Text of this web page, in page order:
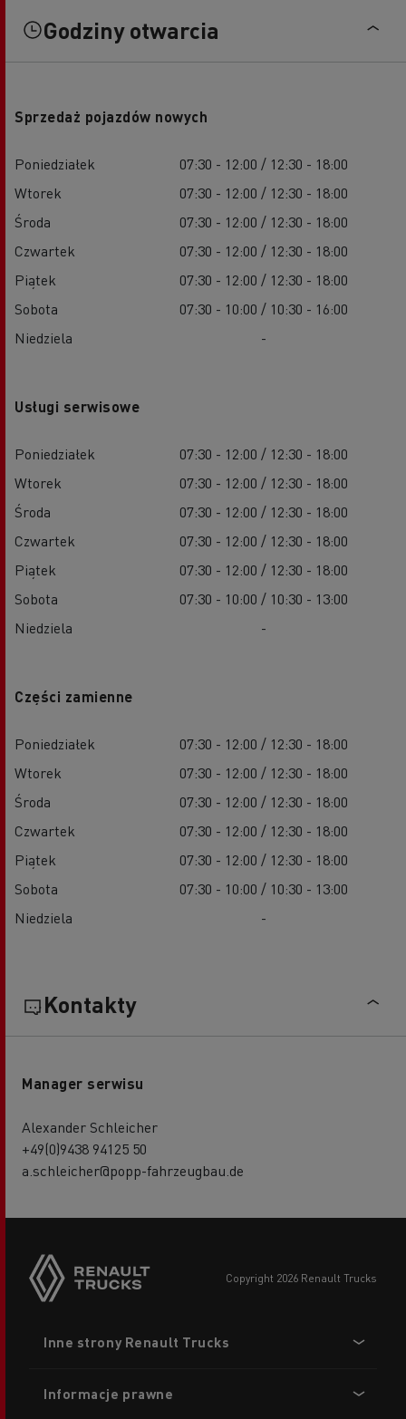
Godziny otwarcia
Sprzedaż pojazdów nowych
Poniedziałek
07:30 - 12:00 / 12:30 - 18:00
Wtorek
07:30 - 12:00 / 12:30 - 18:00
Środa
07:30 - 12:00 / 12:30 - 18:00
Czwartek
07:30 - 12:00 / 12:30 - 18:00
Piątek
07:30 - 12:00 / 12:30 - 18:00
Sobota
07:30 - 10:00 / 10:30 - 16:00
Niedziela
-
Usługi serwisowe
Poniedziałek
07:30 - 12:00 / 12:30 - 18:00
Wtorek
07:30 - 12:00 / 12:30 - 18:00
Środa
07:30 - 12:00 / 12:30 - 18:00
Czwartek
07:30 - 12:00 / 12:30 - 18:00
Piątek
07:30 - 12:00 / 12:30 - 18:00
Sobota
07:30 - 10:00 / 10:30 - 13:00
Niedziela
-
Części zamienne
Poniedziałek
07:30 - 12:00 / 12:30 - 18:00
Wtorek
07:30 - 12:00 / 12:30 - 18:00
Środa
07:30 - 12:00 / 12:30 - 18:00
Czwartek
07:30 - 12:00 / 12:30 - 18:00
Piątek
07:30 - 12:00 / 12:30 - 18:00
Sobota
07:30 - 10:00 / 10:30 - 13:00
Niedziela
-
Kontakty
Manager serwisu
Alexander Schleicher
+49(0)9438 94125 50
a.schleicher@popp-fahrzeugbau.de
copyright 2026 Renault Trucks
menu
Inne strony Renault Trucks
Informacje prawne